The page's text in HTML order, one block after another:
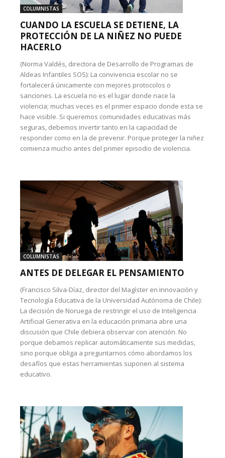
COLUMNISTAS
CUANDO LA ESCUELA SE DETIENE, LA
PROTECCIÓN DE LA NIÑEZ NO PUEDE
HACERLO
(Norma Valdés, directora de Desarrollo de Programas de
Aldeas Infantiles SOS): La convivencia escolar no se
fortalecerá únicamente con mejores protocolos o
sanciones. La escuela no es el lugar donde nace la
violencia; muchas veces es el primer espacio donde esta se
hace visible. Si queremos comunidades educativas más
seguras, debemos invertir tanto en la capacidad de
responder como en la de prevenir. Porque proteger la niñez
comienza mucho antes del primer episodio de violencia.
COLUMNISTAS
ANTES DE DELEGAR EL PENSAMIENTO
(Francisco Silva-Díaz, director del Magíster en Innovación y
Tecnología Educativa de la Universidad Autónoma de Chile):
La decisión de Noruega de restringir el uso de Inteligencia
Artificial Generativa en la educación primaria abre una
discusión que Chile debiera observar con atención. No
porque debamos replicar automáticamente sus medidas,
sino porque obliga a preguntarnos cómo abordamos los
desafíos que estas herramientas suponen al sistema
educativo.